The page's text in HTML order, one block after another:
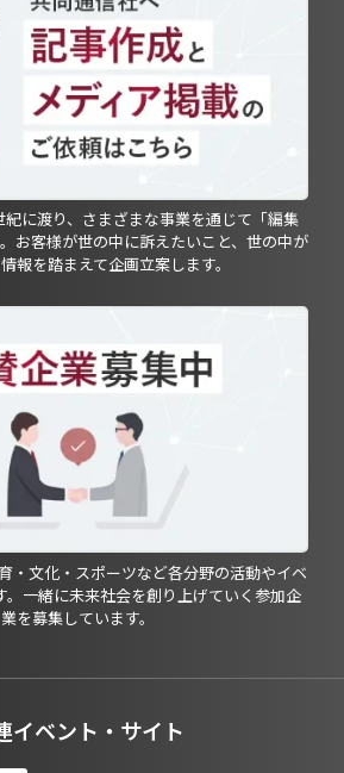
に渡り、さまざまな事業を通じて「編集
お客様が世の中に訴えたいこと、世の中が
報を踏まえて企画立案します。
・文化・スポーツなど各分野の活動やイベ
。一緒に未来社会を創り上げていく参加企
業を募集しています。
イベント・サイト